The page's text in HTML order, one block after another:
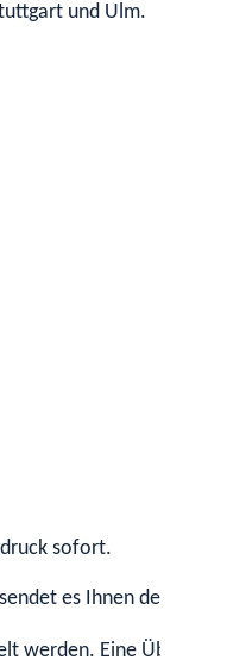
und Ulm.
sofort.
es Ihnen den
werden. Eine